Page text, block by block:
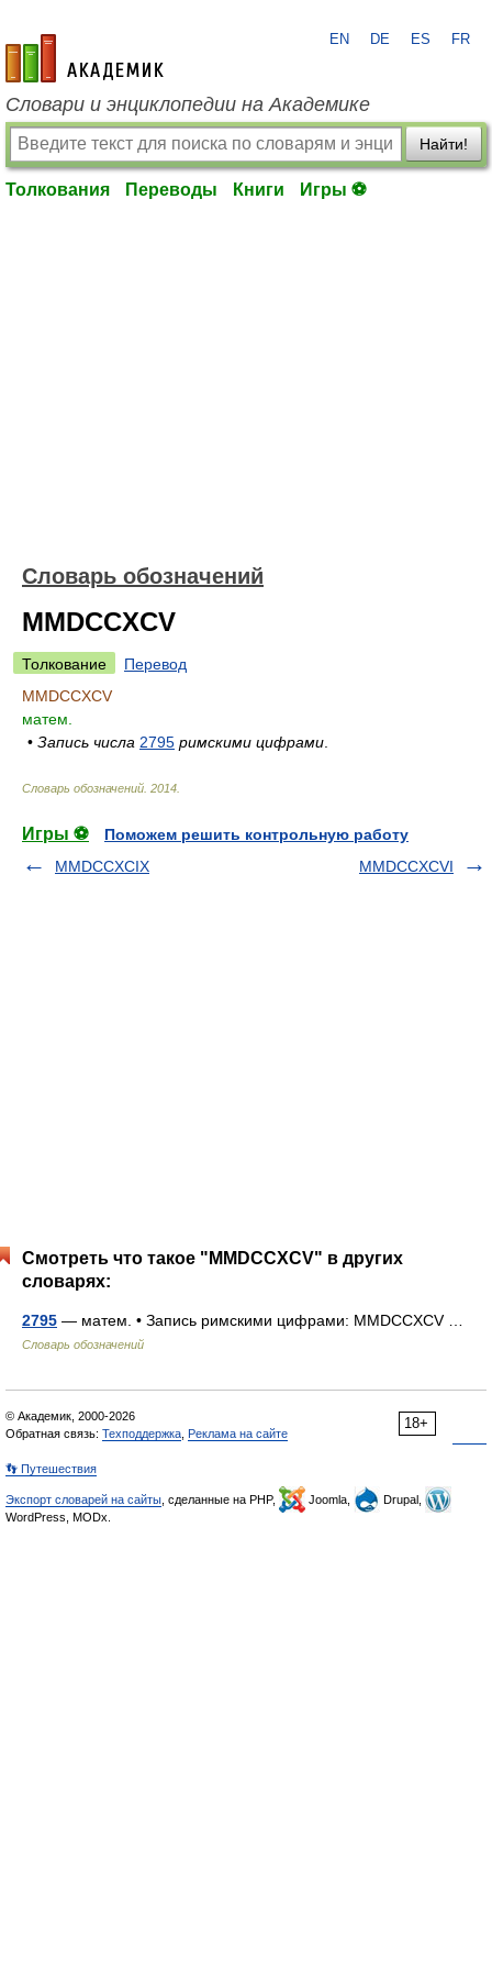
academic.ru
EN DE ES FR
Словари и энциклопедии на Академике
Найти!
Толкования Переводы Книги Игры ⚽
Словарь обозначений
MMDCCXCV
Толкование
Перевод
MMDCCXCV
матем.
• Запись числа 2795 римскими цифрами
Словарь обозначений 2014
Игры ⚽
Поможем решить контрольную работу
MMDCCXCIX
MMDCCXCVI
Смотреть что такое "MMDCCXCV" в других
словарях:
2795 — матем. • Запись римскими цифрами: MMDCCXCV …
Словарь обозначений
18+
© Академик, 2000-2026
Обратная связь: Техподдержка Реклама на сайте
👣 Путешествия
Экспорт словарей на сайты , сделанные на PHP, Joomla,
Drupal,
WordPress, MODx.